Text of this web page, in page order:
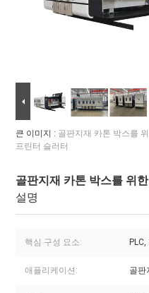
큰 이미지 : 골판지재 카톤 박스를
프린터 슬러터
골판지재 카톤 박스를 위
설명
핵심 구성 요소:
애플리케이션: 골판